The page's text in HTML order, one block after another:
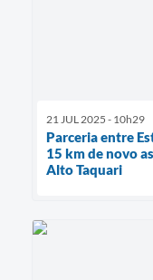
21 JUL 2025 - 10h29
Parceria entre
15 km de novo
Alto Taquari